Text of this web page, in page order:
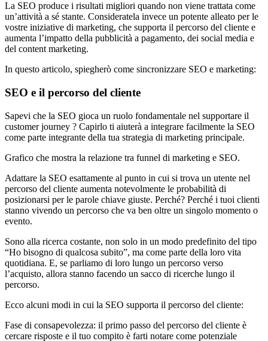
La SEO produce i risultati migliori quando non viene trattata come
un’attività a sé stante. Consideratela invece un potente alleato per le
vostre iniziative di marketing, che supporta il percorso del cliente e
aumenta l’impatto della pubblicità a pagamento, dei social media e
del content marketing.
In questo articolo, spiegherò come sincronizzare SEO e marketing:
SEO e il percorso del cliente
Sapevi che la SEO gioca un ruolo fondamentale nel supportare il
customer journey ? Capirlo ti aiuterà a integrare facilmente la SEO
come parte integrante della tua strategia di marketing principale.
Grafico che mostra la relazione tra funnel di marketing e SEO.
Adattare la SEO esattamente al punto in cui si trova un utente nel
percorso del cliente aumenta notevolmente le probabilità di
posizionarsi per le parole chiave giuste. Perché? Perché i tuoi clienti
stanno vivendo un percorso che va ben oltre un singolo momento o
evento.
Sono alla ricerca costante, non solo in un modo predefinito del tipo
“Ho bisogno di qualcosa subito”, ma come parte della loro vita
quotidiana. E, se parliamo di loro lungo un percorso verso
l’acquisto, allora stanno facendo un sacco di ricerche lungo il
percorso.
Ecco alcuni modi in cui la SEO supporta il percorso del cliente:
Fase di consapevolezza: il primo passo del percorso del cliente è
cercare risposte e il tuo compito è farti notare come potenziale